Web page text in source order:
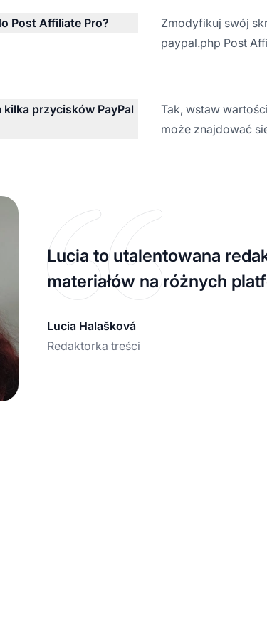
Post Affiliate Pro?
Zmodyfikuj swój
paypal.php Post
przycisków PayPal
Tak, wstaw
może znajdować
Lucia to utalentowana
materiałów na różnych
Lucia Halašková
Redaktorka treści